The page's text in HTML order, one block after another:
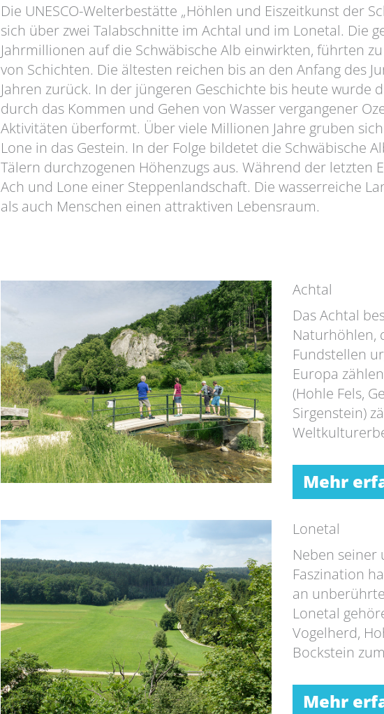
Die UNESCO-Welterbestätte „Höhlen und Eiszeitkunst der
sich über zwei Talabschnitte im Achtal und im Lonetal. Die
Jahrmillionen auf die Schwäbische Alb einwirkten, führten
von Schichten. Die ältesten reichen bis an den Anfang des
Jahren zurück. In der jüngeren Geschichte bis heute wurde
durch das Kommen und Gehen von Wasser vergangener
Aktivitäten überformt. Über viele Millionen Jahre gruben
Lone in das Gestein. In der Folge bildetet die Schwäbische
Tälern durchzogenen Höhenzugs aus. Während der letzten
Ach und Lone einer Steppenlandschaft. Die wasserreiche
als auch Menschen einen attraktiven Lebensraum.
Achtal
Das Achtal
Naturhöhlen,
Fundstellen
Europa
(Hohle Fels,
Sirgenstein)
Mehr
Lonetal
Neben seiner
Faszination
an
Lonetal
Vogelherd,
Bockstein
Mehr